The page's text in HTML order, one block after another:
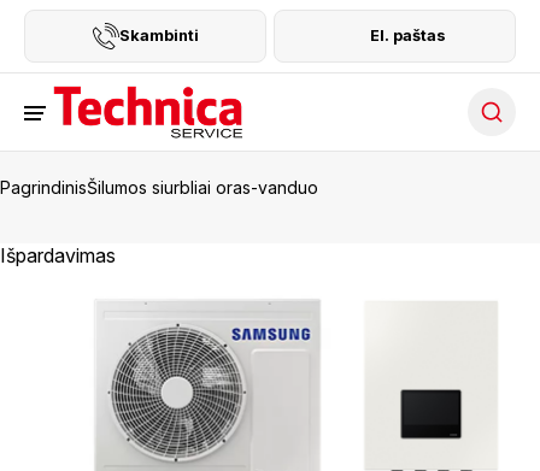
Skambinti El. paštas
PagrindinisŠilumos siurbliai oras-vanduo
Išpardavimas